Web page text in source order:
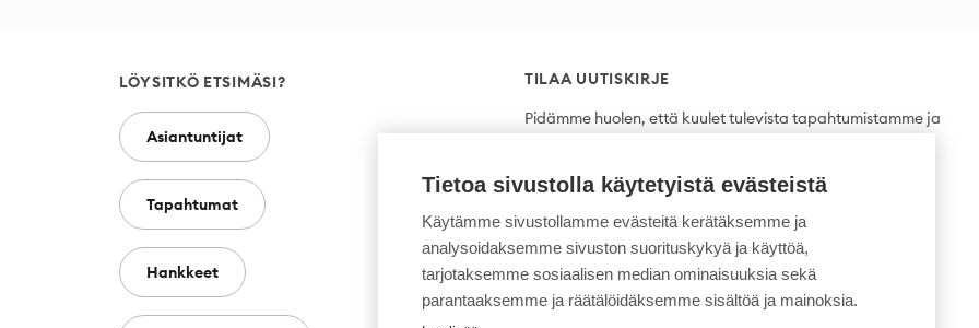
LÖYSITKÖ ETSIMÄSI?
Asiantuntijat
Tapahtumat
Hankkeet
TILAA UUTISKIRJE
Pidämme huolen, että kuulet tulevista tapahtumistamme ja
uutuuksista ensimmäisten joukossa.
Tilaa
Tietoa sivustolla käytetyistä evästeistä
Käytämme sivustollamme evästeitä kerätäksemme ja
analysoidaksemme sivuston suorituskykyä ja käyttöä,
tarjotaksemme sosiaalisen median ominaisuuksia sekä
parantaaksemme ja räätälöidäksemme sisältöä ja mainoksia.